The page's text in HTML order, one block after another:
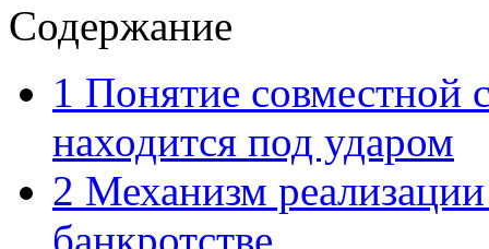
Содержание
1 Понятие совместной
находится под ударом
2 Механизм
банкротстве